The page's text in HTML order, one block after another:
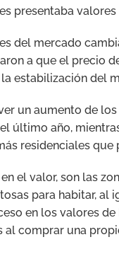
presentaba
del mercado
a que el precio
estabilización del
un aumento de
último año,
residenciales que
el valor, son las
para habitar, al
en los valores
comprar una